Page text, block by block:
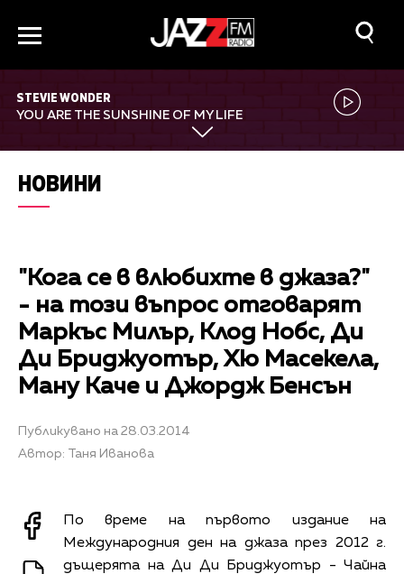
STEVIE WONDER
YOU ARE THE SUNSHINE OF MY LIFE
НОВИНИ
"Кога се в влюбихте в джаза?"
- на този въпрос отговарят
Маркъс Милър, Клод Нобс, Ди
Ди Бриджуотър, Хю Масекела,
Ману Каче и Джордж Бенсън
Публикувано на 28.03.2014
Автор: Таня Иванова
По време на първото издание на
Международния ден на джаза през 2012 г.
дъщерята на Ди Ди Бриджуотър - Чайна